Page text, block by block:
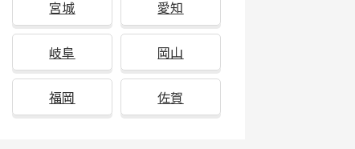
宮城 愛知
岐阜 岡山
福岡 佐賀